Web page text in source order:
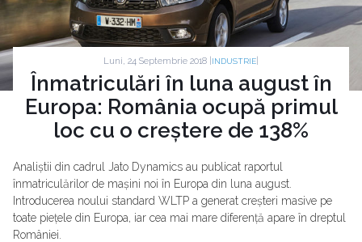
Luni, 24 Septembrie 2018 | INDUSTRIE
Înmatriculări în luna august în
Europa: România ocupă primul
loc cu o creștere de 138%
Analiștii din cadrul Jato Dynamics au publicat raportul
înmatriculărilor de mașini noi în Europa din luna august.
Introducerea noului standard WLTP a generat creșteri masive pe
toate piețele din Europa, iar cea mai mare diferență apare în dreptul
României.